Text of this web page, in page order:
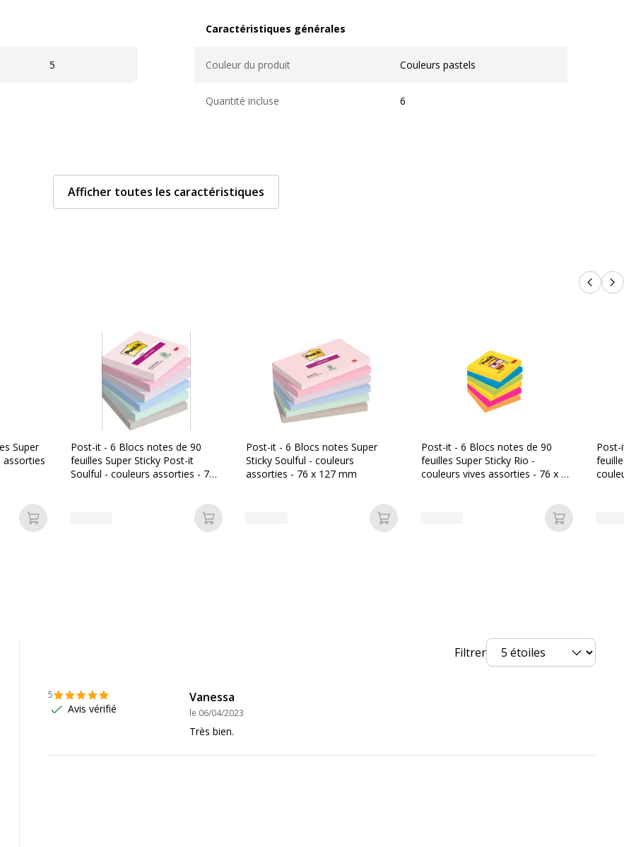
5
Caractéristiques générales
Couleur du produit Couleurs pastels
Quantité incluse 6
Afficher toutes les caractéristiques
Produits
Super
assorties
Ajouter au panier
Post-it - 6 Blocs notes de 90
feuilles Super Sticky Post-it
Soulful - couleurs assorties - 76
Ajouter au panier
Post-it - 6 Blocs notes Super
Sticky Soulful - couleurs
assorties - 76 x 127 mm
Ajouter au panier
Post-it - 6 Blocs notes de 90
feuilles Super Sticky Rio -
couleurs vives assorties - 76 x 76
Ajouter au
Post-it -
feuilles
couleurs
Filtrer
5
Avis vérifié
Vanessa
le 06/04/2023
Très bien.